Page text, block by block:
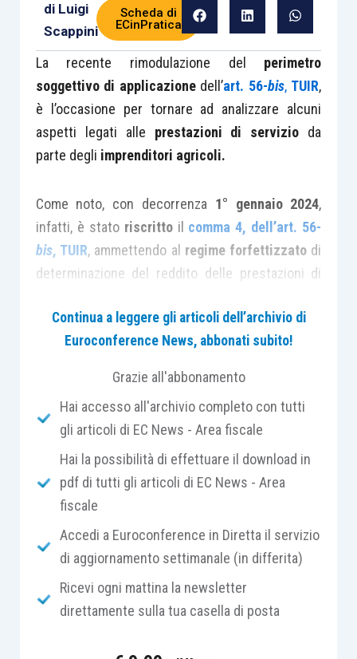
di Luigi
Scappini
Scheda di
ECinPratica
La recente rimodulazione del perimetro
soggettivo di applicazionedell’art. 56-bis, TUIR,
è l’occasione per tornare ad analizzare alcuni
aspetti legati alle prestazioni di servizio da
parte degli imprenditori agricoli.
Come noto, con decorrenza 1° gennaio 2024,
infatti, è stato riscrittoil comma 4, dell’art. 56-
bis, TUIR, ammettendo al regime forfettizzato di
determinazione del reddito delle prestazioni di
optato per la determinazione del reddito secondo
le regole catastalicome previsto dalcomma
La norma da un punto di vistafiscale non
presenta particolaridifficoltà applicative,
quanto prevede che il reddito venga «determinato
applicando all’ammontare dei corrispettivi delle
operazioni registrate o soggette a registrazione agli
effetti dell’imposta sul valore aggiunto, conseguiti
con tali attività, il coefficiente di redditività del 25
, al contrario, sussiste,
Continua a leggere gli articoli dell’archivio di
Euroconference News, abbonati subito!
Grazie all'abbonamento
Hai accesso all'archivio completo con tutti
gli articoli di EC News - Area fiscale
Hai la possibilità di effettuare il download in
pdf di tutti gli articoli di EC News - Area
fiscale
Accedi a Euroconference in Diretta il servizio
di aggiornamento settimanale (in differita)
Ricevi ogni mattina la newsletter
direttamente sulla tua casella di posta